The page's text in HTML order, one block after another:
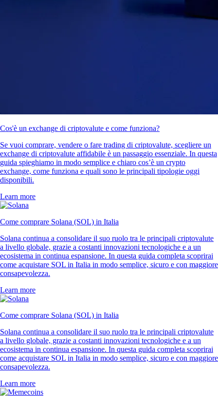
Cos'è un exchange di criptovalute e come funziona?
Se vuoi comprare, vendere o fare trading di criptovalute, scegliere un
exchange di criptovalute affidabile è un passaggio essenziale. In questa
guida spieghiamo in modo semplice e chiaro cos’è un crypto
exchange, come funziona e quali sono le principali tipologie oggi
disponibili.
Learn more
Come comprare Solana (SOL) in Italia
Solana continua a consolidare il suo ruolo tra le principali criptovalute
a livello globale, grazie a costanti innovazioni tecnologiche e a un
ecosistema in continua espansione. In questa guida completa scoprirai
come acquistare SOL in Italia in modo semplice, sicuro e con maggiore
consapevolezza.
Learn more
Come comprare Solana (SOL) in Italia
Solana continua a consolidare il suo ruolo tra le principali criptovalute
a livello globale, grazie a costanti innovazioni tecnologiche e a un
ecosistema in continua espansione. In questa guida completa scoprirai
come acquistare SOL in Italia in modo semplice, sicuro e con maggiore
consapevolezza.
Learn more